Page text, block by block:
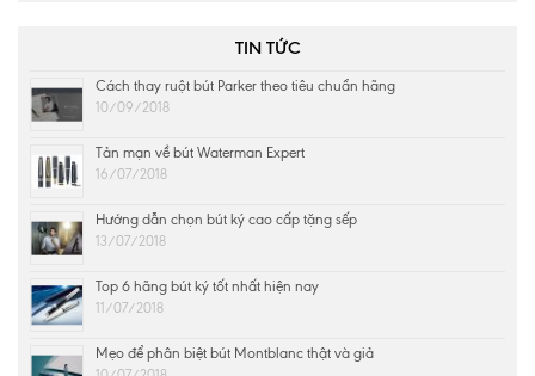
TIN TỨC
Cách thay ruột bút Parker theo tiêu chuẩn hãng
10/09/2018
Tản mạn về bút Waterman Expert
16/07/2018
Hướng dẫn chọn bút ký cao cấp tặng sếp
13/07/2018
Top 6 hãng bút ký tốt nhất hiện nay
11/07/2018
Mẹo để phân biệt bút Montblanc thật và giả